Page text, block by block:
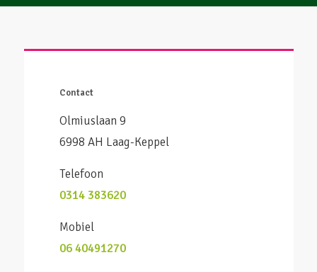
Contact
Olmiuslaan 9
6998 AH Laag-Keppel
Telefoon
0314 383620
Mobiel
06 40491270